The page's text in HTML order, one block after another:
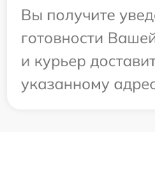
Вы получите
готовности
и курьер
указанному